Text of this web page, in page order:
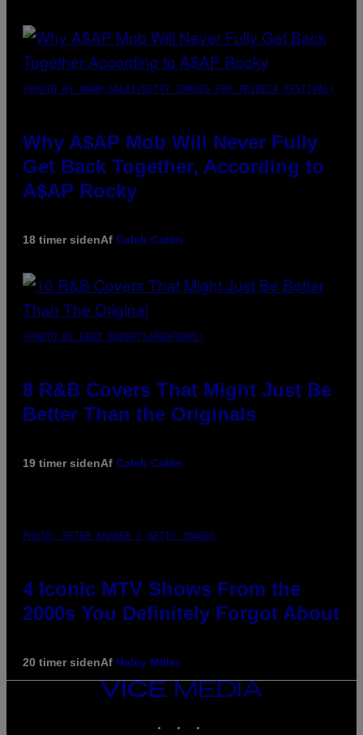
(PHOTO BY NOAM GALAI/GETTY IMAGES FOR TRIBECA FESTIVAL)
Why A$AP Mob Will Never Fully
Get Back Together, According to
A$AP Rocky
18 timer sidenAf Caleb Catlin
(PHOTO BY EBET ROBERTS/REDFERNS)
8 R&B Covers That Might Just Be
Better Than the Originals
19 timer sidenAf Caleb Catlin
PHOTO: PETER KRAMER / GETTY IMAGES
4 Iconic MTV Shows From the
2000s You Definitely Forgot About
20 timer sidenAf Haley Miller
VICE